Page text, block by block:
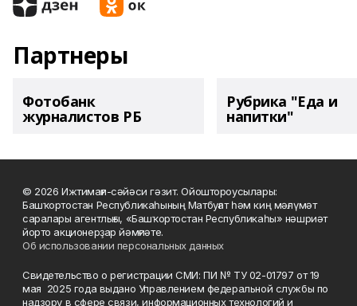
Партнеры
Фотобанк
журналистов РБ
Рубрика "Еда и
напитки"
© 2026 Ижтимағи-сәйәси гәзит. Ойоштороусылары:
Башҡортостан Республикаһының Матбуғат һәм киң мәғлүмәт
саралары агентлығы, «Башҡортостан Республикаһы» нәшриәт
йорто акционерҙар йәмғиәте.
Об использовании персональных данных
Свидетельство о регистрации СМИ: ПИ № ТУ 02-01797 от 19
мая 2025 года выдано Управлением федеральной службы по
надзору в сфере связи, информационных технологий и